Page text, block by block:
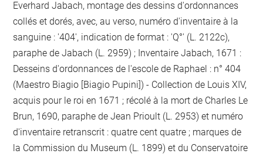
Everhard Jabach, montage des dessins d'ordonnances
collés et dorés, avec, au verso, numéro d'inventaire à la
sanguine : '404', indication de format : 'Q°' (L. 2122c),
paraphe de Jabach (L. 2959) ; Inventaire Jabach, 1671 :
Desseins d'ordonnances de l'escole de Raphael : n° 404
(Maestro Biagio [Biagio Pupini]) - Collection de Louis XIV,
acquis pour le roi en 1671 ; récolé à la mort de Charles Le
Brun, 1690, paraphe de Jean Prioult (L. 2953) et numéro
d'inventaire retranscrit : quatre cent quatre ; marques de
la Commission du Museum (L. 1899) et du Conservatoire